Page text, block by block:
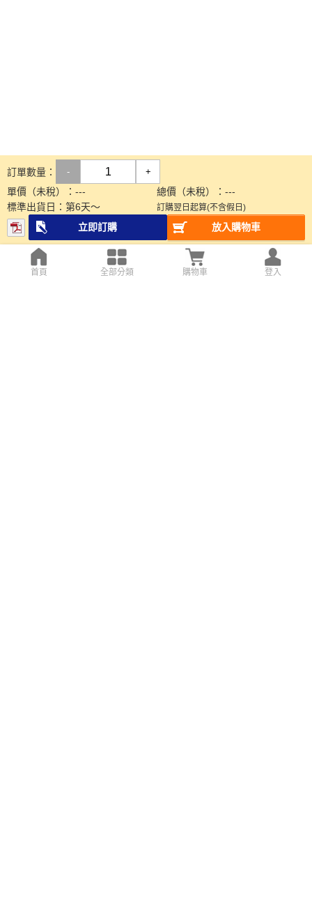
訂單數量： - +
單價（未稅）： --- 總價（未稅）： ---
標準出貨日： 第6天～ 訂購翌日起算(不含假日)
立即訂購 放入購物車
首頁 全部分類 購物車 登入